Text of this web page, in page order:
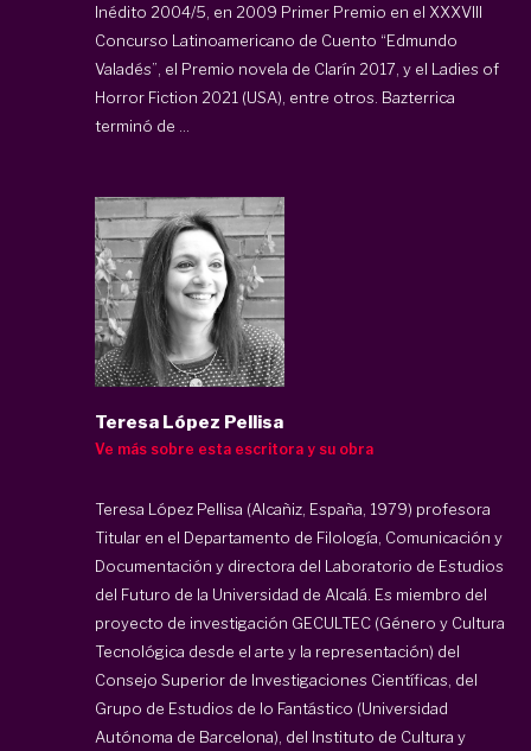
Inédito 2004/5, en 2009 Primer Premio en el XXXVIII
Concurso Latinoamericano de Cuento “Edmundo
Valadés”, el Premio novela de Clarín 2017, y el Ladies of
Horror Fiction 2021 (USA), entre otros. Bazterrica
terminó de ...
Teresa López Pellisa
Ve más sobre esta escritora y su obra
Teresa López Pellisa (Alcañiz, España, 1979) profesora
Titular en el Departamento de Filología, Comunicación y
Documentación y directora del Laboratorio de Estudios
del Futuro de la Universidad de Alcalá. Es miembro del
proyecto de investigación GECULTEC (Género y Cultura
Tecnológica desde el arte y la representación) del
Consejo Superior de Investigaciones Científicas, del
Grupo de Estudios de lo Fantástico (Universidad
Autónoma de Barcelona), del Instituto de Cultura y